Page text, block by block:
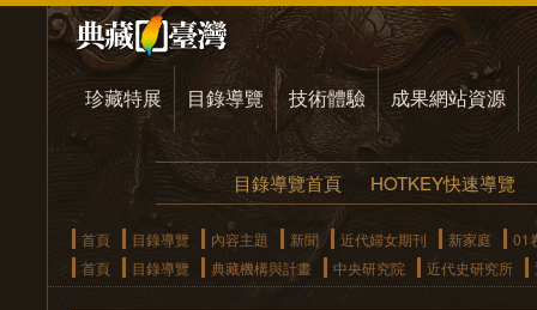
珍藏特展 目錄導覽 技術體驗 成果網站資源
目錄導覽首頁 HOTKEY快速導覽
首頁 目錄導覽 內容主題 新聞 近代婦女期刊 新家庭
01
首頁
目錄導覽 典藏機構與計畫 中央研究院 近代史研究所